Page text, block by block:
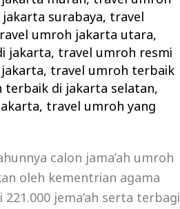
surabaya, travel
umroh jakarta utara,
jakarta, travel umroh resmi
, travel umroh terbaik
terbaik di jakarta selatan,
, travel umroh yang
calon jama’ah umroh
oleh kementrian agama
jema’ah serta terbagi